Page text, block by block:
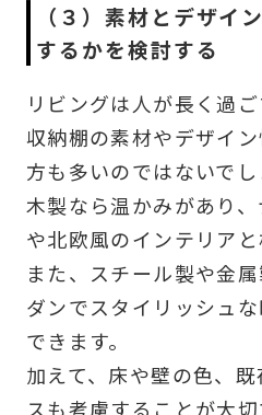
（３）素材とデザイ
するかを検討する
リビングは人が長く過
収納棚の素材やデザイ
方も多いのではないでし
木製なら温かみがあり
や北欧風のインテリアと
また、スチール製や金
ダンでスタイリッシュ
できます。
加えて、床や壁の色、
スも考慮することが大切